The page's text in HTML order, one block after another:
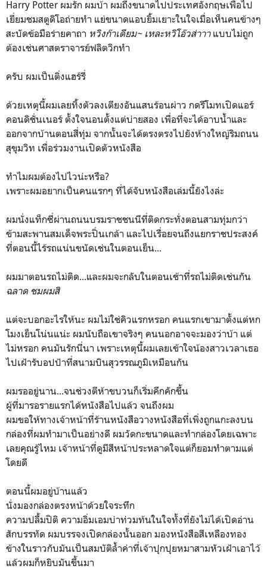
Harry Potter ผมรัก ผมบ้า ผมถึงขนาดไปประเทศอังกฤษเพื่อไป
เยี่ยมชมสตูดิโอถ่ายทำ แย่ขนาดแอบยิ้มเยาะในใจเมื่อเห็นคนข้างๆ
สะบัดข้อมือร่ายคาถา หวิงก๊าเดียม~ เหละหวิโอ๊วส่าาา แบบไม่ถูก
ต้องเช่นศาสตราจารย์ฟลิตวิกทำ
ครับ ผมเป็นติ่งแฮร์รี่
ด้วยเหตุนี้ผมเลยทิ้งตัวลงเตียงอันแสนร้อนผ่าว กดรีโมทเปิดแอร์
คอนดิชั่นเนอร์ ตั้งใจนอนตั้งแต่บ่ายสอง เพื่อที่จะได้อาบน้ำและ
ออกจากบ้านตอนสี่ทุ่ม จากนั้นจะได้ตรงตรงไปยังห้างใหญ่ริมถนน
สุขุมวิท เพื่อร่วมงานเปิดตัวหนังสือ
ทำไมผมต้องไปไวน่ะหรือ?
เพราะผมอยากเป็นคนแรกๆ ที่ได้จับหนังสือเล่มนี้ยังไงล่ะ
ผมนั่งแท็กซี่ผ่านถนนบรมราชชนนีที่ติดกระทั่งตอนสามทุ่มกว่า
ข้ามสะพานสมเด็จพระปิ่นเกล้า และไปเรื่อยจนถึงแยกราชประสงค์
ที่ตอนนี้ไร้รถแน่นขนัดเช่นในตอนเย็น...
ผมมาตอนรถไม่ติด...และผมจะกลับในตอนเช้าที่รถไม่ติดเช่นกัน
ฉลาด ชมผมสิ
แต่จะบอกอะไรให้นะ ผมไม่ใช่คิวแรกหรอก คนแรกเขามาตั้งแต่หก
โมงเย็นโน่นแน่ะ ผมนับถือเขาจริงๆ คนนอกอาจจะมองว่าบ้า แต่
ไม่หรอก คนมันรักนี่นา เพราะเหตุนี้ผมเลยเข้าใจน้องสาวเวลาเธอ
ไปเฝ้ารับอปป้าที่สนามบินสุวรรณภูมิเหมือนกัน
ผมรออยู่นาน...จนช่วงตีห้าขบวนก็เริ่มคึกคักขึ้น
ผู้ที่มารอรายแรกได้หนังสือไปแล้ว จนถึงผม
ผมขอให้ทางเจ้าหน้าที่ร้านหนังสือวางหนังสือที่เพิ่งถูกแกะลงบน
กล่องที่ผมทำมาเป็นอย่างดี ผมวัดกะขนาดและทำกล่องโดยเฉพาะ
เลยคุณรู้ไหม เจ้าหน้าที่ดูมีสีหน้าประหลาดใจแต่ก็ยอมทำตามแต่
โดยดี
ตอนนี้ผมอยู่บ้านแล้ว
นั่งมองกล่องตรงหน้าด้วยใจระทึก
ความปลื้มปิติ ความอิ่มเอมบ่าท่วมท้นในใจทั้งที่ยังไม่ได้เปิดอ่าน
สักบรรทัด ผมบรรจงเปิดกล่องนั้นออก มองหนังสือสีเหลืองทอง
ข้างในราวกับมันเป็นสมบัติล้ำค่าที่เจ้าปุกปุยหมาสามหัวเฝ้าเอาไว้
แล้วผมก็หยิบมันขึ้นมา